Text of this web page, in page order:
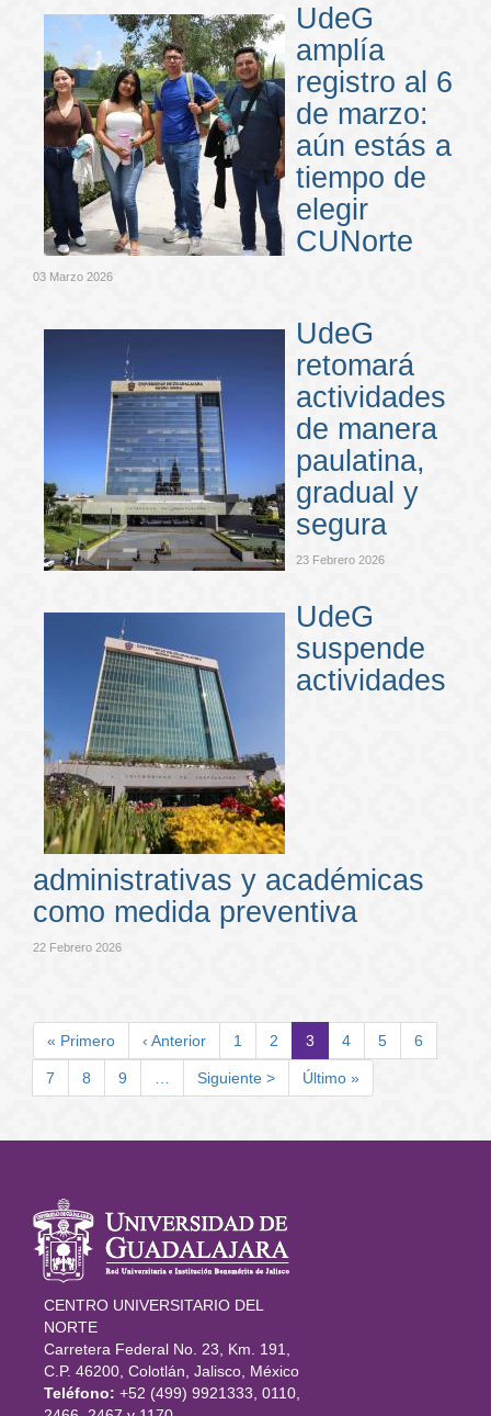
UdeG
amplía
registro al 6
de marzo:
aún estás a
tiempo de
elegir
CUNorte
03 Marzo 2026
UdeG
retomará
actividades
de manera
paulatina,
gradual y
segura
23 Febrero 2026
UdeG
suspende
actividades
administrativas y académicas
como medida preventiva
22 Febrero 2026
Primera
página
« Primero
Página
anterior
‹ Anterior Page
1 Page
2
Página
actual
3 Page
4 Page
5 Page
6
Page
7 Page
8 Page
9
Siguiente
página
Siguiente >
Última
página
Último »
Información
del portal
CENTRO UNIVERSITARIO DEL
NORTE
Carretera Federal No. 23, Km. 191,
C.P. 46200, Colotlán, Jalisco, México
Teléfono: +52 (499) 9921333, 0110,